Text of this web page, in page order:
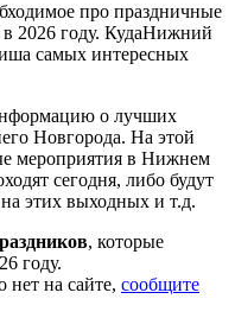
про праздничные
2026 году. КудаНижний
самых интересных
о лучших
Новгорода. На этой
мероприятия в Нижнем
сегодня, либо будут
этих выходных и т.д.
, которые
году.
нет на сайте, сообщите